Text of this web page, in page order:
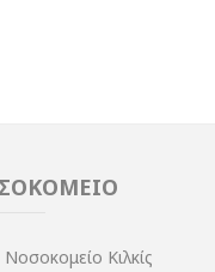
Νοσοκομείο Κιλκίς